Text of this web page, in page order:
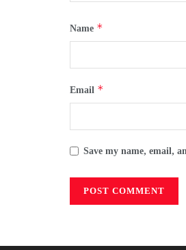
Name *
Email *
Save my name, email,